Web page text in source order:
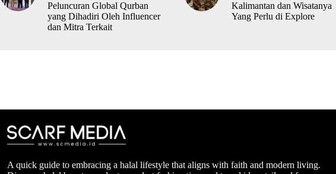
Peluncuran Global Qurban
yang Dihadiri Oleh Influencer
dan Mitra Terkait
Kalimantan dan Wisatanya
Yang Perlu di Explore
A quick guide to embracing a halal lifestyle that aligns with faith and modern living.